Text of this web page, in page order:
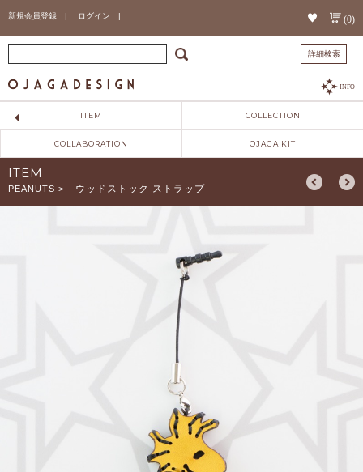
新規会員登録 | ログイン | (0)
詳細検索
INFO
ITEM COLLECTION
COLLABORATION OJAGA KIT
ITEM
PEANUTS > ウッドストック ストラップ